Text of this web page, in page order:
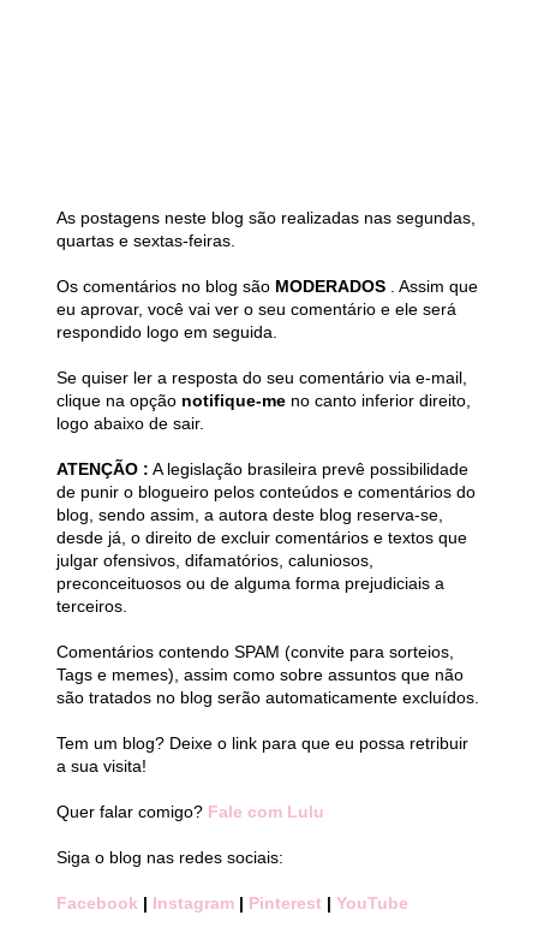
As postagens neste blog são realizadas nas segundas,
quartas e sextas-feiras.
Os comentários no blog são MODERADOS . Assim que
eu aprovar, você vai ver o seu comentário e ele será
respondido logo em seguida.
Se quiser ler a resposta do seu comentário via e-mail,
clique na opção notifique-me no canto inferior direito,
logo abaixo de sair.
ATENÇÃO : A legislação brasileira prevê possibilidade
de punir o blogueiro pelos conteúdos e comentários do
blog, sendo assim, a autora deste blog reserva-se,
desde já, o direito de excluir comentários e textos que
julgar ofensivos, difamatórios, caluniosos,
preconceituosos ou de alguma forma prejudiciais a
terceiros.
Comentários contendo SPAM (convite para sorteios,
Tags e memes), assim como sobre assuntos que não
são tratados no blog serão automaticamente excluídos.
Tem um blog? Deixe o link para que eu possa retribuir
a sua visita!
Quer falar comigo? Fale com Lulu
Siga o blog nas redes sociais:
Facebook | Instagram | Pinterest | YouTube